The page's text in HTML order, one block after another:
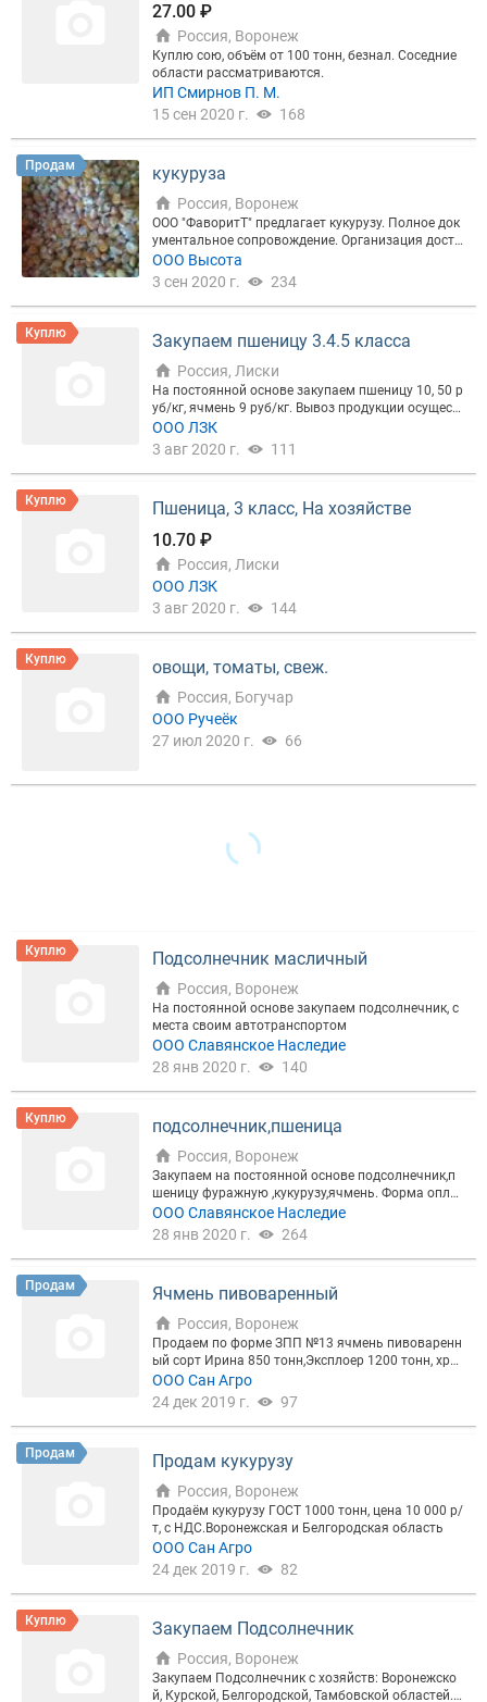
27.00 ₽
Россия, Воронеж
Куплю сою, объём от 100 тонн, безнал. Соседние
области рассматриваются.
ИП Смирнов П. М.
15 сен 2020 г.
168
Продам кукуруза
Россия, Воронеж
ООО "ФаворитТ" предлагает кукурузу. Полное док
ументальное сопровождение. Организация доста
вки (автотранспортом). Возможность загрузки в
вагоны. Стабильность поставок. Возможность ф
сам обращаться по телефону, указанному в конта
ООО Высота
3 сен 2020 г.
234
Куплю Закупаем пшеницу 3.4.5 класса
Россия, Лиски
На постоянной основе закупаем пшеницу 10, 50 р
уб/кг, ячмень 9 руб/кг. Вывоз продукции осущест
вляем своим автотранспортом в кратчайшие сро
ки. Работаем без НДС. Предоплата 100 %. Цена м
т качества продукции и ее местонахождения. Рас
ООО ЛЗК
3 авг 2020 г.
111
Куплю
Пшеница, 3 класс, На хозяйстве
10.70 ₽
Россия, Лиски
ООО ЛЗК
3 авг 2020 г.
144
Куплю овощи, томаты, свеж.
Россия, Богучар
ООО Ручеёк
27 июл 2020 г.
66
Куплю Подсолнечник масличный
Россия, Воронеж
На постоянной основе закупаем подсолнечник, с
места своим автотранспортом
ООО Славянское Наследие
28 янв 2020 г.
140
Куплю подсолнечник,пшеница
Россия, Воронеж
Закупаем на постоянной основе подсолнечник,п
шеницу фуражную ,кукурузу,ячмень. Форма оплат
ы -перечисление (, без НДС).Звоните
ООО Славянское Наследие
28 янв 2020 г.
264
Продам Ячмень пивоваренный
Россия, Воронеж
Продаем по форме ЗПП №13 ячмень пивоваренн
ый сорт Ирина 850 тонн,Эксплоер 1200 тонн, хран
ящийся на ХПП. Погрузка авто и жд транспорто
м. Цена 12 000 руб/т с НДС.Стоимость погрузки а
вто или жд транспортом 350 руб/т (без НДС).
ООО Сан Агро
24 дек 2019 г.
97
Продам Продам кукурузу
Россия, Воронеж
Продаём кукурузу ГОСТ 1000 тонн, цена 10 000 р/
т, с НДС.Воронежская и Белгородская область
ООО Сан Агро
24 дек 2019 г.
82
Куплю Закупаем Подсолнечник
Россия, Воронеж
Закупаем Подсолнечник с хозяйств: Воронежско
й, Курской, Белгородской, Тамбовской областей.